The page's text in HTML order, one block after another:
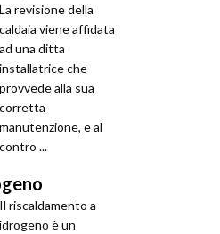
La revisione della
caldaia viene affidata
ad una ditta
installatrice che
provvede alla sua
corretta
manutenzione, e al
contro ...
Il riscaldamento a
idrogeno è un